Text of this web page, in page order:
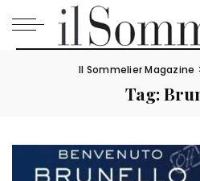
Il Sommelier Magazine
Tag: